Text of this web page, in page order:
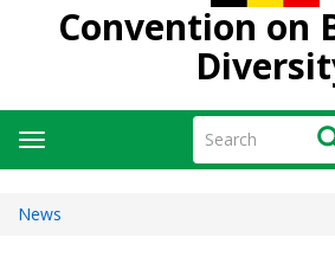
Convention on
Search
Toggle
navigation
News